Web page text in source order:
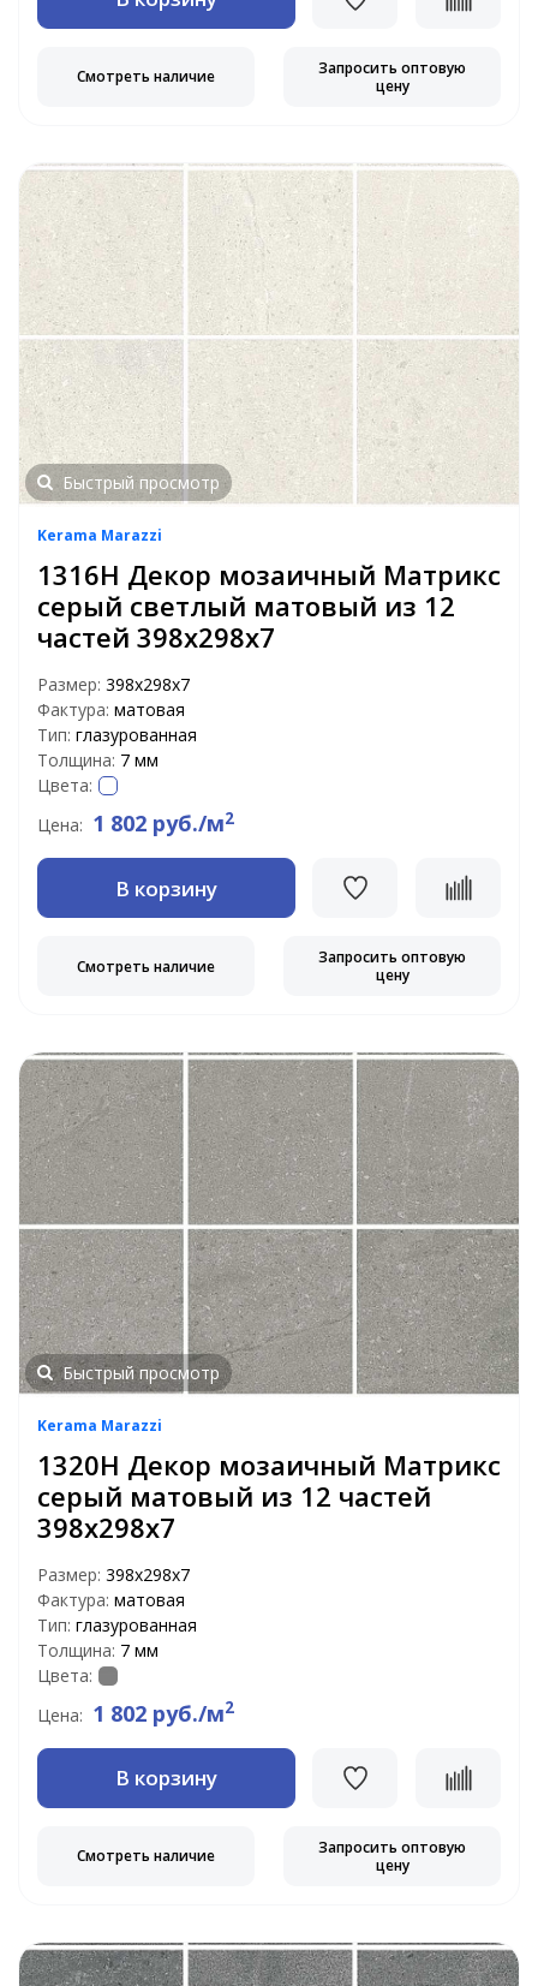
Смотреть наличие
Запросить оптовую
цену
Быстрый просмотр
Kerama Marazzi
1316H Декор мозаичный Матрикс
серый светлый матовый из 12
частей 398х298х7
Размер: 398х298х7
Фактура: матовая
Тип: глазурованная
Толщина: 7 мм
Цвета:
Цена: 1 802 руб./м2
В корзину
Смотреть наличие
Запросить оптовую
цену
Быстрый просмотр
Kerama Marazzi
1320H Декор мозаичный Матрикс
серый матовый из 12 частей
398х298х7
Размер: 398х298х7
Фактура: матовая
Тип: глазурованная
Толщина: 7 мм
Цвета:
Цена: 1 802 руб./м2
В корзину
Смотреть наличие
Запросить оптовую
цену